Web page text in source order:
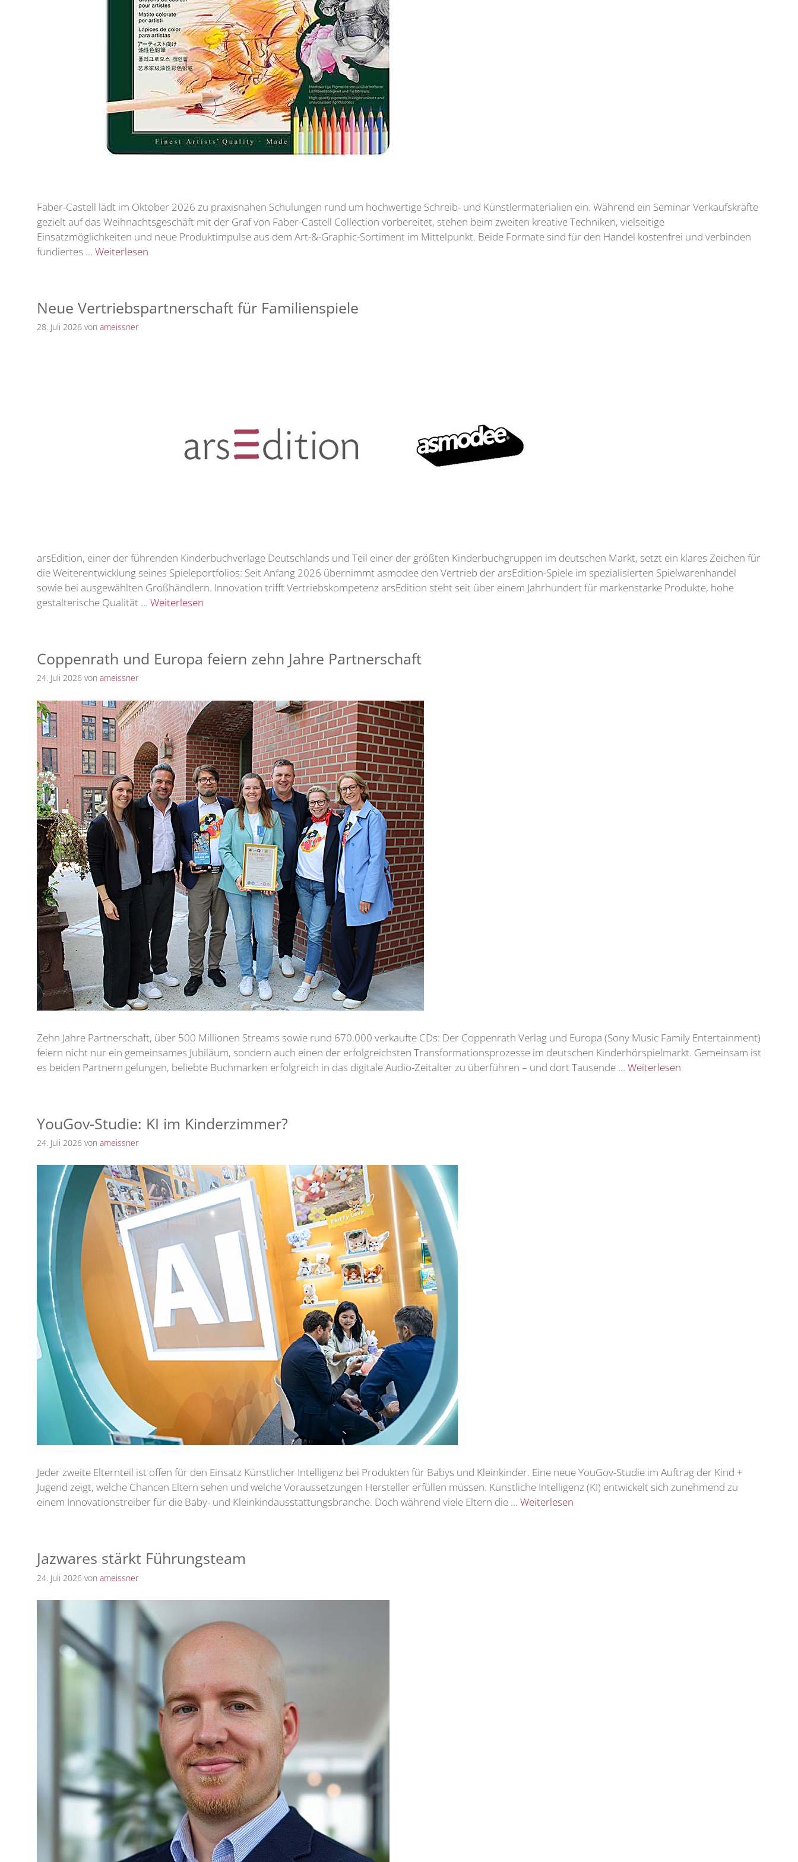
Faber-Castell lädt im Oktober 2026 zu praxisnahen Schulungen rund um hochwertige Schreib- und Künstlermaterialien ein. Während ein Seminar Verkaufskräfte
gezielt auf das Weihnachtsgeschäft mit der Graf von Faber-Castell Collection vorbereitet, stehen beim zweiten kreative Techniken, vielseitige
Einsatzmöglichkeiten und neue Produktimpulse aus dem Art-&-Graphic-Sortiment im Mittelpunkt. Beide Formate sind für den Handel kostenfrei und verbinden
fundiertes … Weiterlesen
Neue Vertriebspartnerschaft für Familienspiele
28. Juli 2026 von ameissner
arsEdition, einer der führenden Kinderbuchverlage Deutschlands und Teil einer der größten Kinderbuchgruppen im deutschen Markt, setzt ein klares Zeichen für
die Weiterentwicklung seines Spieleportfolios: Seit Anfang 2026 übernimmt asmodee den Vertrieb der arsEdition-Spiele im spezialisierten Spielwarenhandel
sowie bei ausgewählten Großhändlern. Innovation trifft Vertriebskompetenz arsEdition steht seit über einem Jahrhundert für markenstarke Produkte, hohe
gestalterische Qualität … Weiterlesen
Coppenrath und Europa feiern zehn Jahre Partnerschaft
24. Juli 2026 von ameissner
Zehn Jahre Partnerschaft, über 500 Millionen Streams sowie rund 670.000 verkaufte CDs: Der Coppenrath Verlag und Europa (Sony Music Family Entertainment)
feiern nicht nur ein gemeinsames Jubiläum, sondern auch einen der erfolgreichsten Transformationsprozesse im deutschen Kinderhörspielmarkt. Gemeinsam ist
es beiden Partnern gelungen, beliebte Buchmarken erfolgreich in das digitale Audio-Zeitalter zu überführen – und dort Tausende … Weiterlesen
YouGov-Studie: KI im Kinderzimmer?
24. Juli 2026 von ameissner
Jeder zweite Elternteil ist offen für den Einsatz Künstlicher Intelligenz bei Produkten für Babys und Kleinkinder. Eine neue YouGov-Studie im Auftrag der Kind +
Jugend zeigt, welche Chancen Eltern sehen und welche Voraussetzungen Hersteller erfüllen müssen. Künstliche Intelligenz (KI) entwickelt sich zunehmend zu
einem Innovationstreiber für die Baby- und Kleinkindausstattungsbranche. Doch während viele Eltern die … Weiterlesen
Jazwares stärkt Führungsteam
24. Juli 2026 von ameissner